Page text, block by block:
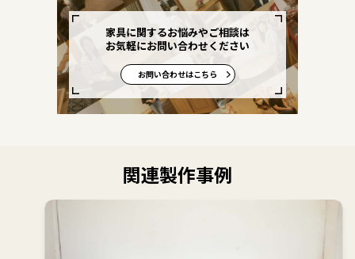
家具に関するお悩みやご相談は
お気軽にお問い合わせください
お問い合わせはこちら
関連製作事例